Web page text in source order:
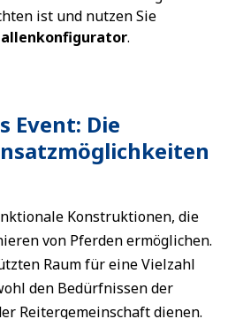
ist und nutzen Sie
.
Event: Die
Konstruktionen, die
von Pferden ermöglichen.
Raum für eine Vielzahl
den Bedürfnissen der
Reitergemeinschaft dienen.